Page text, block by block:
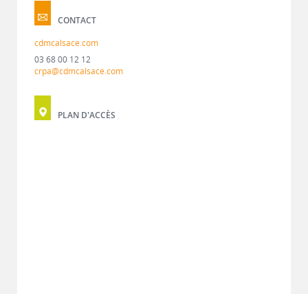
CONTACT
cdmcalsace.com
03 68 00 12 12
crpa@cdmcalsace.com
PLAN D'ACCÈS